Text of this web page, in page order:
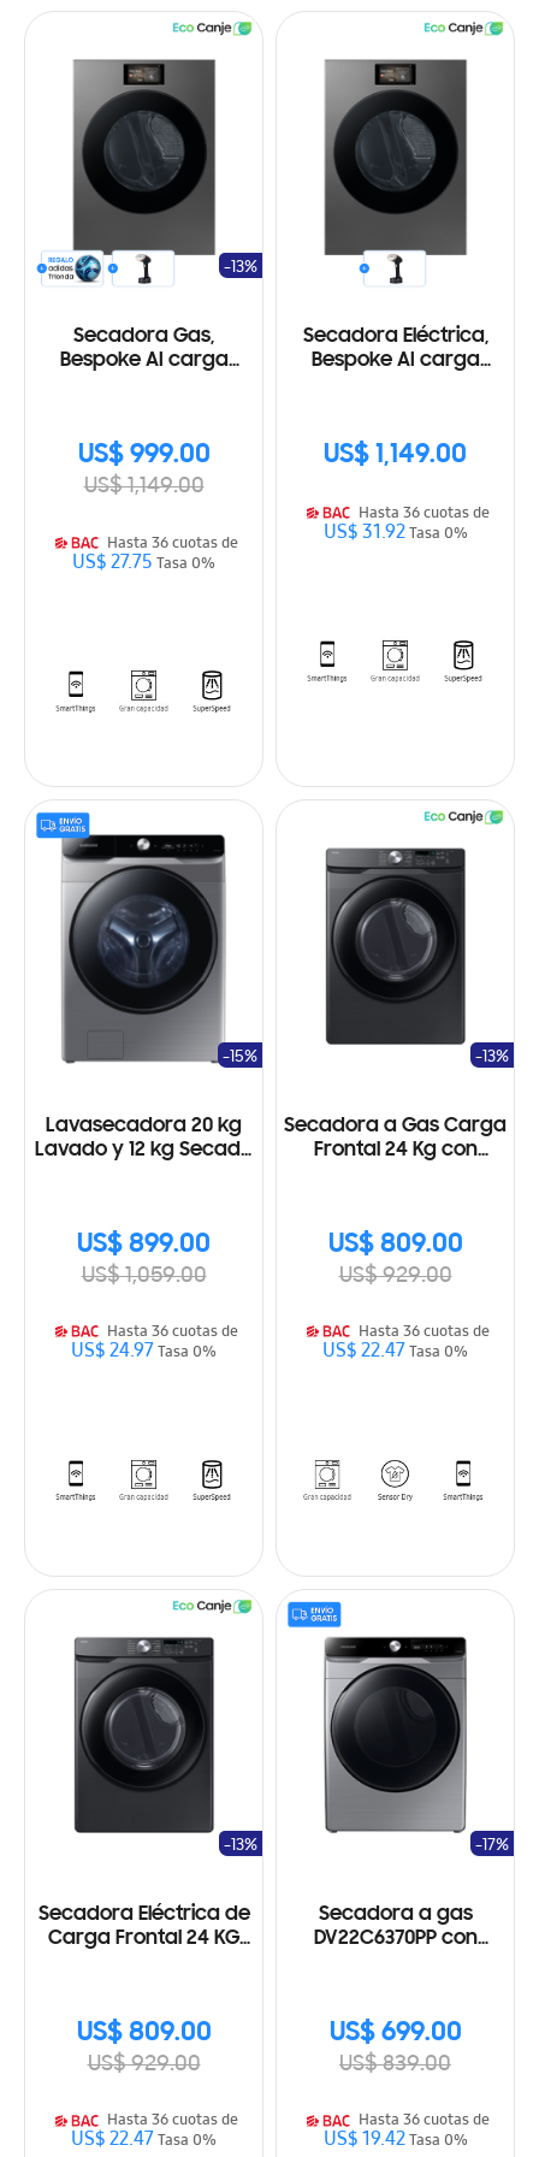
Secadora Gas,
Bespoke AI carga
US$ 999.00
US$ 1,149.00
-13%
Hasta 36 cuotas de
US$ 27.75Tasa 0%
Secadora Eléctrica,
Bespoke AI carga
US$ 1,149.00
Hasta 36 cuotas de
US$ 31.92Tasa 0%
Lavasecadora 20 kg
Lavado y 12 kg Secado
US$ 899.00
US$ 1,059.00
-15%
Hasta 36 cuotas de
US$ 24.97Tasa 0%
Secadora a Gas Carga
Frontal 24 Kg con
US$ 809.00
US$ 929.00
-13%
Hasta 36 cuotas de
US$ 22.47Tasa 0%
Secadora Eléctrica de
Carga Frontal 24 KG
US$ 809.00
US$ 929.00
-13%
Hasta 36 cuotas de
US$ 22.47Tasa 0%
Secadora a gas
DV22C6370PP con
US$ 699.00
US$ 839.00
-17%
Hasta 36 cuotas de
US$ 19.42Tasa 0%